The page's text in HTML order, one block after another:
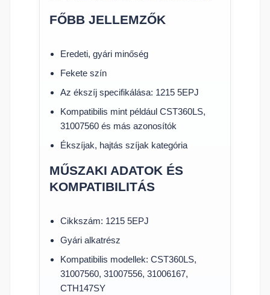
FŐBB JELLEMZŐK
Eredeti, gyári minőség
Fekete szín
Az ékszíj specifikálása: 1215 5EPJ
Kompatibilis mint például CST360LS,
31007560 és más azonosítók
Ékszíjak, hajtás szíjak kategória
MŰSZAKI ADATOK ÉS
KOMPATIBILITÁS
Cikkszám: 1215 5EPJ
Gyári alkatrész
Kompatibilis modellek: CST360LS,
31007560, 31007556, 31006167,
CTH147SY